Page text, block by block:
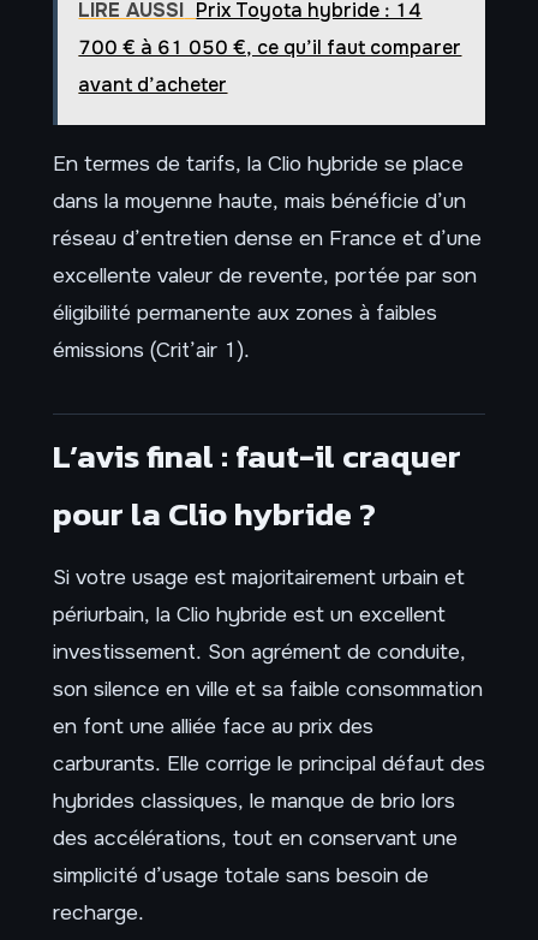
LIRE AUSSI Prix Toyota hybride : 14
700 € à 61 050 €, ce qu’il faut comparer
avant d’acheter
En termes de tarifs, la Clio hybride se place
dans la moyenne haute, mais bénéficie d’un
réseau d’entretien dense en France et d’une
excellente valeur de revente, portée par son
éligibilité permanente aux zones à faibles
émissions (Crit’air 1).
L’avis final : faut-il craquer
pour la Clio hybride ?
Si votre usage est majoritairement urbain et
périurbain, la Clio hybride est un excellent
investissement. Son agrément de conduite,
son silence en ville et sa faible consommation
en font une alliée face au prix des
carburants. Elle corrige le principal défaut des
hybrides classiques, le manque de brio lors
des accélérations, tout en conservant une
simplicité d’usage totale sans besoin de
recharge.